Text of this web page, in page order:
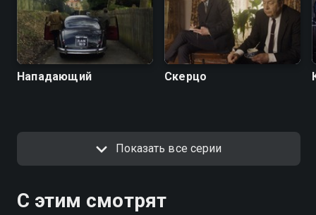
Нападающий Скерцо
Показать все серии
С этим смотрят